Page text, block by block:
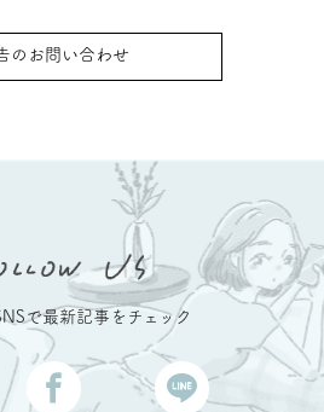
のお問い合わせ
で最新記事をチェック